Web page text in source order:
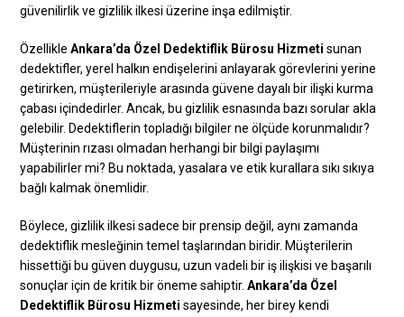
güvenilirlik ve gizlilik ilkesi üzerine inşa edilmiştir.
ÖzellikleAnkara’da Özel Dedektiflik Bürosu Hizmeti sunan
dedektifler, yerel halkın endişelerini anlayarak görevlerini yerine
getirirken, müşterileriyle arasında güvene dayalı bir ilişki kurma
çabası içindedirler. Ancak, bu gizlilik esnasında bazı sorular akla
gelebilir. Dedektiflerin topladığı bilgiler ne ölçüde korunmalıdır?
Müşterinin rızası olmadan herhangi bir bilgi paylaşımı
yapabilirler mi? Bu noktada, yasalara ve etik kurallara sıkı sıkıya
bağlı kalmak önemlidir.
Böylece, gizlilik ilkesi sadece bir prensip değil, aynı zamanda
dedektiflik mesleğinin temel taşlarından biridir. Müşterilerin
hissettiği bu güven duygusu, uzun vadeli bir iş ilişkisi ve başarılı
sonuçlar için de kritik bir öneme sahiptir.Ankara’da Özel
Dedektiflik Bürosu Hizmeti sayesinde, her birey kendi